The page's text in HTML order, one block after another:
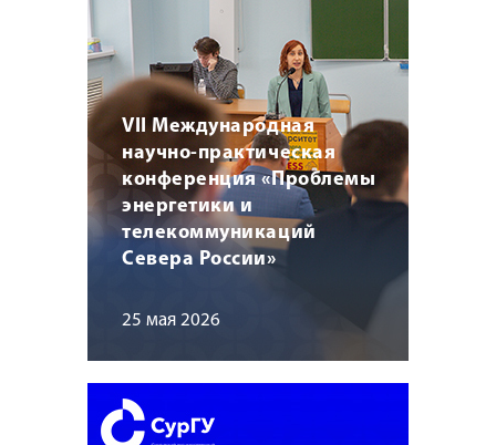
VII Международная
научно-практическая
конференция «Проблемы
энергетики и
телекоммуникаций
Севера России»
25 мая 2026